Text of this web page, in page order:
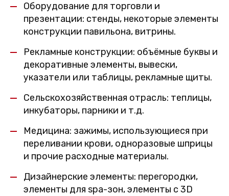
Оборудование для торговли и
презентации: стенды, некоторые элементы
конструкции павильона, витрины.
Рекламные конструкции: объёмные буквы и
декоративные элементы, вывески,
указатели или таблицы, рекламные щиты.
Сельскохозяйственная отрасль: теплицы,
инкубаторы, парники и т.д.
Медицина: зажимы, использующиеся при
переливании крови, одноразовые шприцы
и прочие расходные материалы.
Дизайнерские элементы: перегородки,
элементы для spa-зон, элементы с 3D